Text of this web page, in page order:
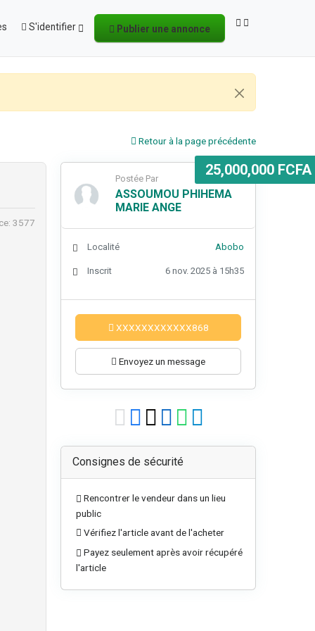
S'identifier Publier une annonce
Retour à la page précédente
3577
25,000,000 FCFA
Postée Par
ASSOUMOU PHIHEMA
MARIE ANGE
Localité Abobo
Inscrit 6 nov. 2025 à 15h35
XXXXXXXXXXXX868
Envoyez un message
Consignes de sécurité
Rencontrer le vendeur dans un lieu
public
Vérifiez l'article avant de l'acheter
Payez seulement après avoir récupéré
l'article